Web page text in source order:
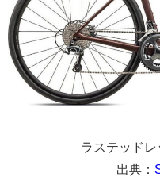
ラステッド
出典：